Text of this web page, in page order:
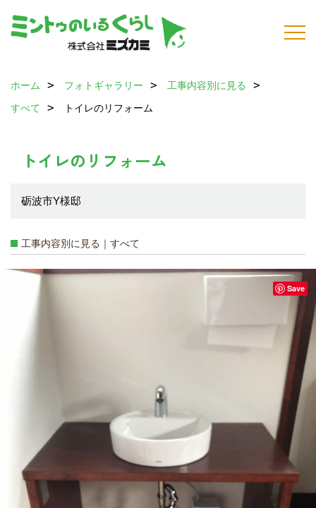
ホーム フォトギャラリー
工事内容別に見る
すべて
トイレのリフォーム
トイレのリフォーム
砺波市Y様邸
工事内容別に見る｜すべて
Save